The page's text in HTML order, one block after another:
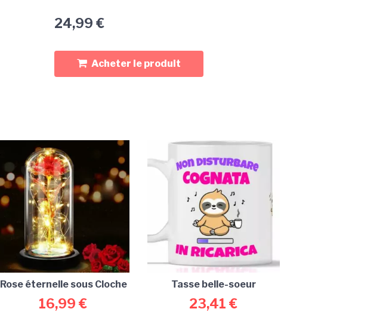
24,99 €
Acheter le produit
Rose éternelle sous Cloche
16,99 €
Tasse belle-soeur
23,41 €